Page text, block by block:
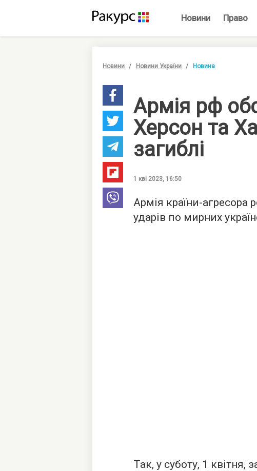
Новини Право
Новини Новини України Новина
Армія рф
Херсон та
загиблі
1 кві 2023, 16:50
Армія країни-агресора
ударів по мирних
Так, у суботу, 1 квітня,